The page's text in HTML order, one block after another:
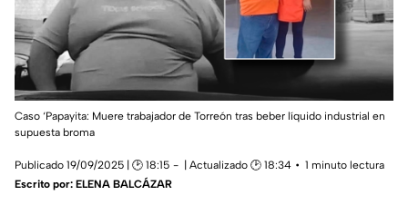
Caso ‘Papayita: Muere trabajador de Torreón tras beber líquido industrial en
supuesta broma
Publicado 19/09/2025 | 🕑 18:15 | Actualizado 🕑 18:34
1 minuto lectura
Escrito por: ELENA BALCÁZAR